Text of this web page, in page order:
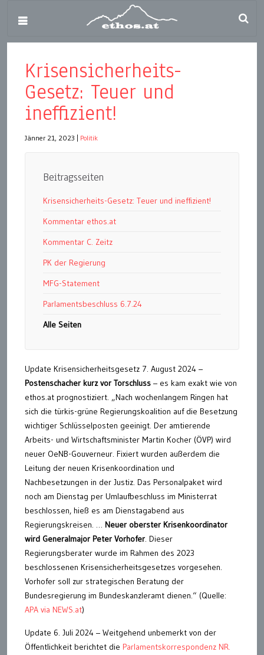
Krisensicherheits-
Gesetz: Teuer und
ineffizient!
Jänner 21, 2023 Politik
Beitragsseiten
Krisensicherheits-Gesetz: Teuer und ineffizient!
Kommentar ethos.at
Kommentar C. Zeitz
PK der Regierung
MFG-Statement
Parlamentsbeschluss 6.7.24
Alle Seiten
Update Krisensicherheitsgesetz 7. August 2024 –
Postenschacher kurz vor Torschluss – es kam exakt wie von
ethos.at prognostiziert. „Nach wochenlangem Ringen hat
sich die türkis-grüne Regierungskoalition auf die Besetzung
wichtiger Schlüsselposten geeinigt. Der amtierende
Arbeits- und Wirtschaftsminister Martin Kocher (ÖVP) wird
neuer OeNB-Gouverneur. Fixiert wurden außerdem die
Leitung der neuen Krisenkoordination und
Nachbesetzungen in der Justiz. Das Personalpaket wird
noch am Dienstag per Umlaufbeschluss im Ministerrat
beschlossen, hieß es am Dienstagabend aus
Regierungskreisen. … Neuer oberster Krisenkoordinator
wird Generalmajor Peter Vorhofer. Dieser
Regierungsberater wurde im Rahmen des 2023
beschlossenen Krisensicherheitsgesetzes vorgesehen.
Vorhofer soll zur strategischen Beratung der
Bundesregierung im Bundeskanzleramt dienen.“ (Quelle:
APA via NEWS.at)
Update 6. Juli 2024 – Weitgehend unbemerkt von der
Öffentlichkeit berichtet die Parlamentskorrespondenz NR.